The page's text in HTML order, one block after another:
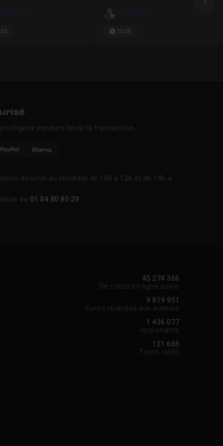
Mediaforma
1h58
pendant toute la transaction.
du lundi au vendredi de 10h à 12h et de 14h à
au 01 84 80 80 29.
45 274 366
De cours en ligne suivis
9 819 951
Euros reversés aux auteurs
1 436 077
Apprenants
121 685
Tutos vidéo